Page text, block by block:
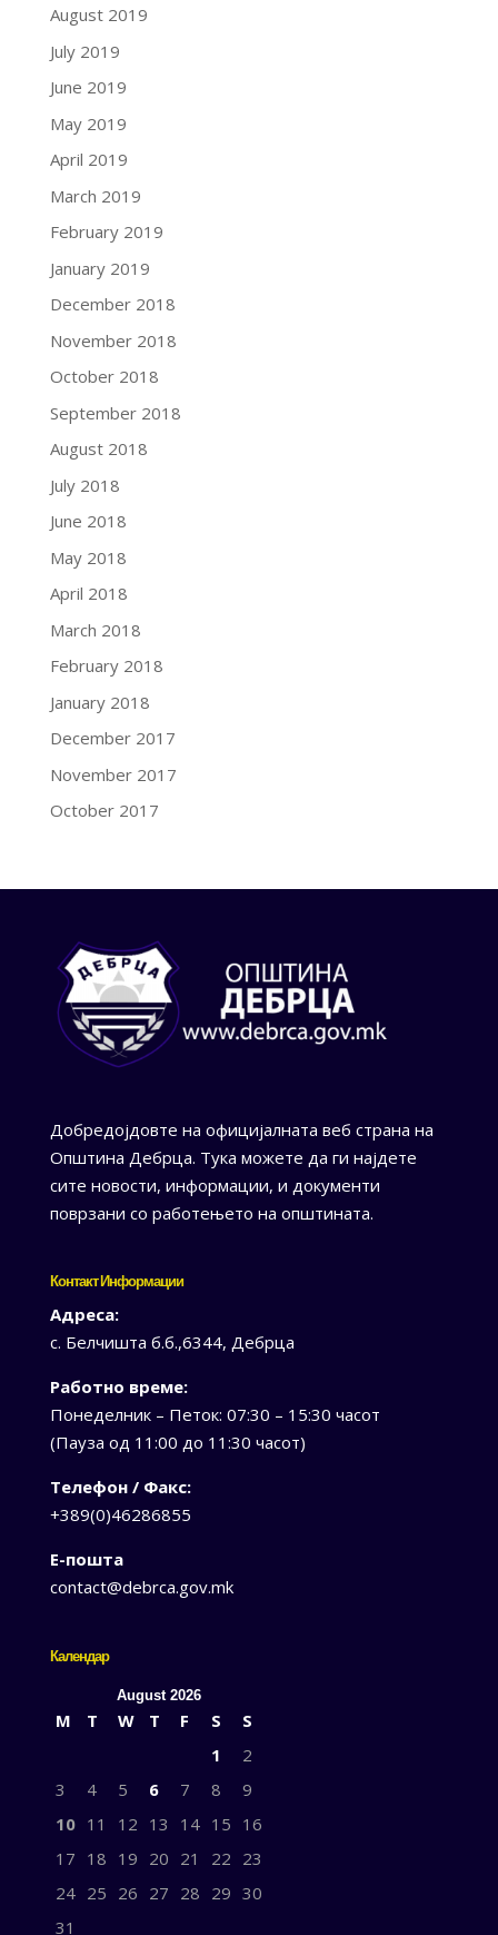
August 2019
July 2019
June 2019
May 2019
April 2019
March 2019
February 2019
January 2019
December 2018
November 2018
October 2018
September 2018
August 2018
July 2018
June 2018
May 2018
April 2018
March 2018
February 2018
January 2018
December 2017
November 2017
October 2017
Добредојдовте на официјалната веб страна на
Општина Дебрца. Тука можете да ги најдете
сите новости, информации, и документи
поврзани со работењето на општината.
Контакт Информации
Адреса:
с. Белчишта б.б.,6344, Дебрца
Работно време:
Понеделник – Петок: 07:30 – 15:30 часот
(Пауза од 11:00 до 11:30 часот)
Телефон / Факс:
+389(0)46286855
Е-пошта
contact@debrca.gov.mk
Календар
August 2026
M T W T F S
S
1
2
3
4 5 6 7 8
9
10 11 12 13 14 15 16
17 18 19 20 21 22 23
24 25 26 27 28 29 30
31